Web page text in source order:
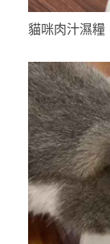
貓咪肉汁濕糧